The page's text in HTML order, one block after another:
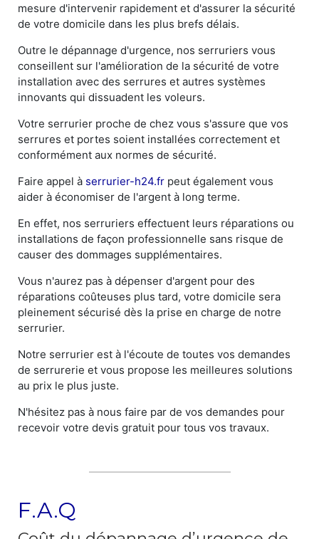
mesure d'intervenir rapidement et d'assurer la sécurité
de votre domicile dans les plus brefs délais.
Outre le dépannage d'urgence, nos serruriers vous
conseillent sur l'amélioration de la sécurité de votre
installation avec des serrures et autres systèmes
innovants qui dissuadent les voleurs.
Votre serrurier proche de chez vous s'assure que vos
serrures et portes soient installées correctement et
conformément aux normes de sécurité.
Faire appel à serrurier-h24.fr peut également vous
aider à économiser de l'argent à long terme.
En effet, nos serruriers effectuent leurs réparations ou
installations de façon professionnelle sans risque de
causer des dommages supplémentaires.
Vous n'aurez pas à dépenser d'argent pour des
réparations coûteuses plus tard, votre domicile sera
pleinement sécurisé dès la prise en charge de notre
serrurier.
Notre serrurier est à l'écoute de toutes vos demandes
de serrurerie et vous propose les meilleures solutions
au prix le plus juste.
N'hésitez pas à nous faire par de vos demandes pour
recevoir votre devis gratuit pour tous vos travaux.
F.A.Q